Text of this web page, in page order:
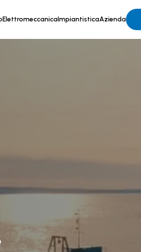
ElettromeccanicaImpiantisticaAzienda